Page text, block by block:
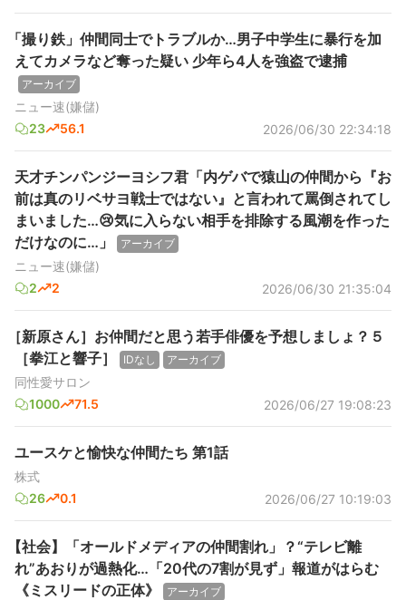
「撮り鉄」仲間同士でトラブルか…男子中学生に暴行を加
えてカメラなど奪った疑い 少年ら4人を強盗で逮捕
アーカイブ
ニュー速(嫌儲)
23
56.1 2026/06/30 22:34:18
天才チンパンジーヨシフ君「内ゲバで猿山の仲間から『お
前は真のリベサヨ戦士ではない』と言われて罵倒されてし
まいました…😢気に入らない相手を排除する風潮を作った
だけなのに…」
アーカイブ
ニュー速(嫌儲)
2
2 2026/06/30 21:35:04
［新原さん］お仲間だと思う若手俳優を予想しましょ？５
［拳江と響子］
IDなし アーカイブ
同性愛サロン
1000
71.5 2026/06/27 19:08:23
ユースケと愉快な仲間たち 第1話
株式
26
0.1 2026/06/27 10:19:03
【社会】「オールドメディアの仲間割れ」？“テレビ離
れ”あおりが過熱化…「20代の7割が見ず」報道がはらむ
《ミスリードの正体》
アーカイブ